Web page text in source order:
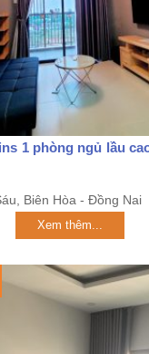
1 phòng ngủ lầu
Biên Hòa - Đồng Nai
Xem thêm...